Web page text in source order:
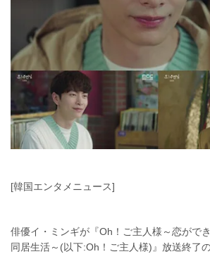
[韓国エンタメニュース]
俳優イ・ミンギが『Oh！ご主人様～恋がで
同居生活～(以下:Oh！ご主人様)』放送終了